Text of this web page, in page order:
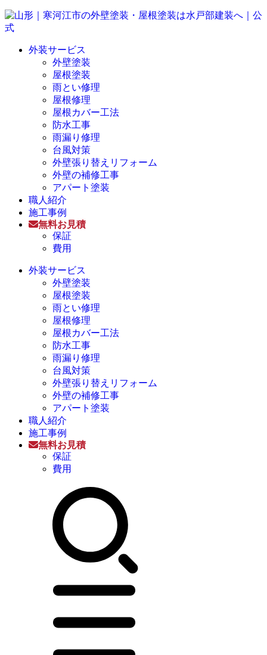
外装サービス
外壁塗装
屋根塗装
雨とい修理
屋根修理
屋根カバー工法
防水工事
雨漏り修理
台風対策
外壁張り替えリフォーム
外壁の補修工事
アパート塗装
職人紹介
施工事例
無料お見積
保証
費用
外装サービス
外壁塗装
屋根塗装
雨とい修理
屋根修理
屋根カバー工法
防水工事
雨漏り修理
台風対策
外壁張り替えリフォーム
外壁の補修工事
アパート塗装
職人紹介
施工事例
無料お見積
保証
費用